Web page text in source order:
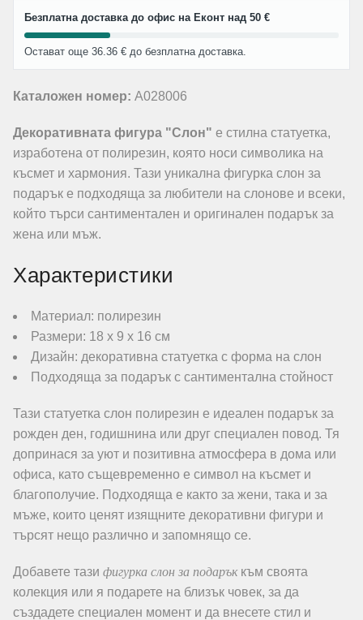
Безплатна доставка до офис на Еконт над 50 €
Остават още 36.36 € до безплатна доставка.
Каталожен номер: A028006
Декоративната фигура "Слон" е стилна статуетка,
изработена от полирезин, която носи символика на
късмет и хармония. Тази уникална фигурка слон за
подарък е подходяща за любители на слонове и всеки,
който търси сантиментален и оригинален подарък за
жена или мъж.
Характеристики
Материал: полирезин
Размери: 18 x 9 x 16 см
Дизайн: декоративна статуетка с форма на слон
Подходяща за подарък с сантиментална стойност
Тази статуетка слон полирезин е идеален подарък за
рожден ден, годишнина или друг специален повод. Тя
допринася за уют и позитивна атмосфера в дома или
офиса, като същевременно е символ на късмет и
благополучие. Подходяща е както за жени, така и за
мъже, които ценят изящните декоративни фигури и
търсят нещо различно и запомнящо се.
Добавете тази фигурка слон за подаръккъм своята
колекция или я подарете на близък човек, за да
създадете специален момент и да внесете стил и